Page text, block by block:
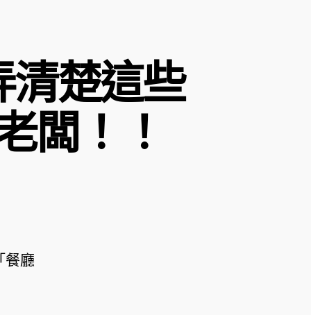
楚這些
闆！！
餐廳